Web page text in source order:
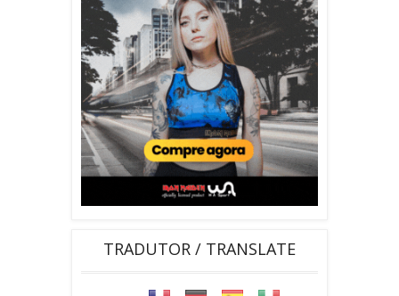
TRADUTOR / TRANSLATE